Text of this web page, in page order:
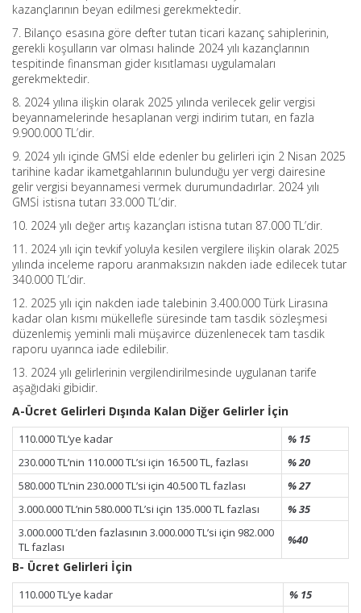
kazançlarının beyan edilmesi gerekmektedir.
7. Bilanço esasına göre defter tutan ticari kazanç sahiplerinin,
gerekli koşulların var olması halinde 2024 yılı kazançlarının
tespitinde finansman gider kısıtlaması uygulamaları
gerekmektedir.
8. 2024 yılına ilişkin olarak 2025 yılında verilecek gelir vergisi
beyannamelerinde hesaplanan vergi indirim tutarı, en fazla
9.900.000 TL’dir.
9. 2024 yılı içinde GMSİ elde edenler bu gelirleri için 2 Nisan 2025
tarihine kadar ikametgahlarının bulunduğu yer vergi dairesine
gelir vergisi beyannamesi vermek durumundadırlar. 2024 yılı
GMSİ istisna tutarı 33.000 TL’dir.
10. 2024 yılı değer artış kazançları istisna tutarı 87.000 TL’dir.
11. 2024 yılı için tevkif yoluyla kesilen vergilere ilişkin olarak 2025
yılında inceleme raporu aranmaksızın nakden iade edilecek tutar
340.000 TL’dir.
12. 2025 yılı için nakden iade talebinin 3.400.000 Türk Lirasına
kadar olan kısmı mükellefle süresinde tam tasdik sözleşmesi
düzenlemiş yeminli mali müşavirce düzenlenecek tam tasdik
raporu uyarınca iade edilebilir.
13. 2024 yılı gelirlerinin vergilendirilmesinde uygulanan tarife
aşağıdaki gibidir.
A-Ücret Gelirleri Dışında Kalan Diğer Gelirler İçin
110.000 TL’ye kadar
% 15
230.000 TL’nin 110.000 TL’si için 16.500 TL, fazlası
% 20
580.000 TL’nin 230.000 TL’si için 40.500 TL fazlası
% 27
3.000.000 TL’nin 580.000 TL’si için 135.000 TL fazlası
% 35
3.000.000 TL’den fazlasının 3.000.000 TL’si için 982.000
TL fazlası
%40
B- Ücret Gelirleri İçin
110.000 TL’ye kadar
% 15